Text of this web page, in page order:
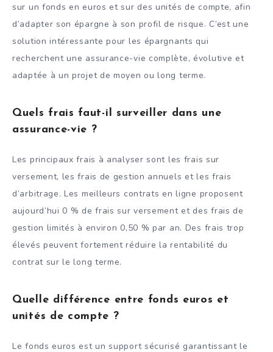
sur un fonds en euros et sur des unités de compte, afin
d’adapter son épargne à son profil de risque. C’est une
solution intéressante pour les épargnants qui
recherchent une assurance-vie complète, évolutive et
adaptée à un projet de moyen ou long terme.
Quels frais faut-il surveiller dans une
assurance-vie ?
Les principaux frais à analyser sont les frais sur
versement, les frais de gestion annuels et les frais
d’arbitrage. Les meilleurs contrats en ligne proposent
aujourd’hui 0 % de frais sur versement et des frais de
gestion limités à environ 0,50 % par an. Des frais trop
élevés peuvent fortement réduire la rentabilité du
contrat sur le long terme.
Quelle différence entre fonds euros et
unités de compte ?
Le fonds euros est un support sécurisé garantissant le